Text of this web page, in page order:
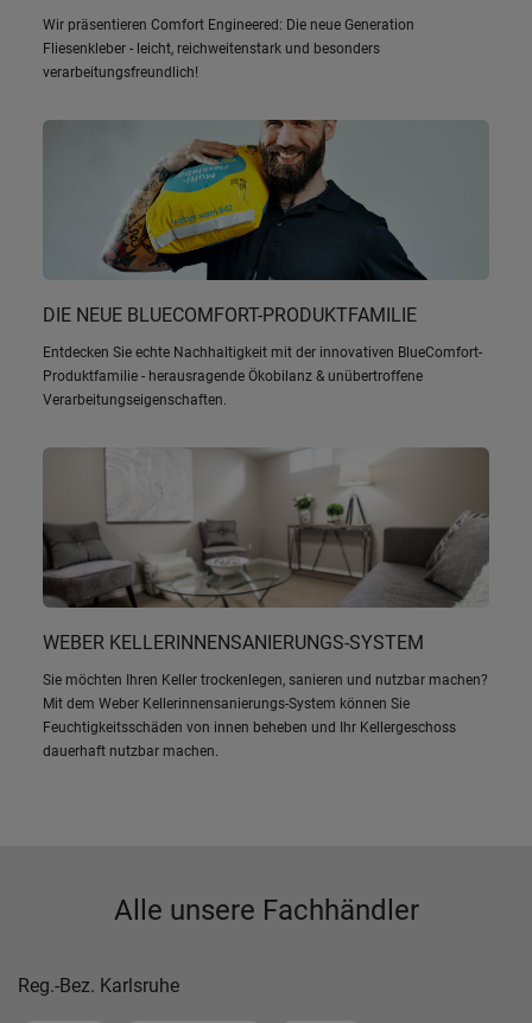
Wir präsentieren Comfort Engineered: Die neue Generation
Fliesenkleber - leicht, reichweitenstark und besonders
verarbeitungsfreundlich!
DIE NEUE BLUECOMFORT-PRODUKTFAMILIE
Entdecken Sie echte Nachhaltigkeit mit der innovativen BlueComfort-
Produktfamilie - herausragende Ökobilanz & unübertroffene
Verarbeitungseigenschaften.
WEBER KELLERINNENSANIERUNGS-SYSTEM
Sie möchten Ihren Keller trockenlegen, sanieren und nutzbar machen?
Mit dem Weber Kellerinnensanierungs-System können Sie
Feuchtigkeitsschäden von innen beheben und Ihr Kellergeschoss
dauerhaft nutzbar machen.
Alle unsere Fachhändler
Reg.-Bez. Karlsruhe